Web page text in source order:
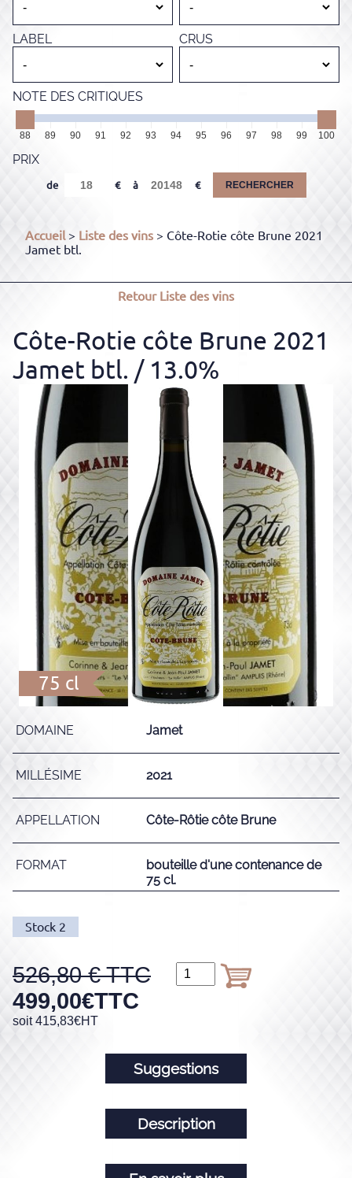
LABEL CRUS
NOTE DES CRITIQUES
88 89 90 91 92 93 94 95 96 97 98 99 100
PRIX
de à RECHERCHER
Accueil> Liste des vins > Côte-Rotie côte Brune 2021
Jamet btl.
RetourListe des vins
Côte-Rotie côte Brune 2021
Jamet btl. / 13.0%
75 cl
DOMAINE Jamet
MILLÉSIME 2021
APPELLATION Côte-Rôtie côte Brune
FORMAT
bouteille d'une contenance de
75 cl.
Stock 2
526,80
499,00€TTC
soit 415,83€HT
Suggestions
Description